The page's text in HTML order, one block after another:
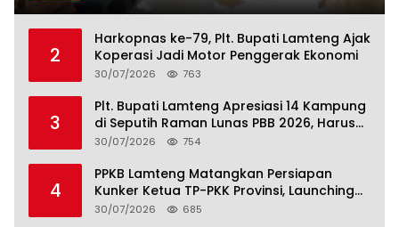
2
Harkopnas ke-79, Plt. Bupati Lamteng Ajak
Koperasi Jadi Motor Penggerak Ekonomi
30/07/2026 763
3
Plt. Bupati Lamteng Apresiasi 14 Kampung
di Seputih Raman Lunas PBB 2026, Harus
Jadi Contoh!
30/07/2026 754
4
PPKB Lamteng Matangkan Persiapan
Kunker Ketua TP-PKK Provinsi, Launching
Sekolah Lansia di 14 Kampung Jadi Fokus
30/07/2026 685